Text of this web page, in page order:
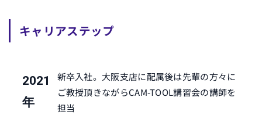
キャリアステップ
2021
年
新卒入社。大阪支店に配属後は先輩の方々に
ご教授頂きながらCAM-TOOL講習会の講師を
担当